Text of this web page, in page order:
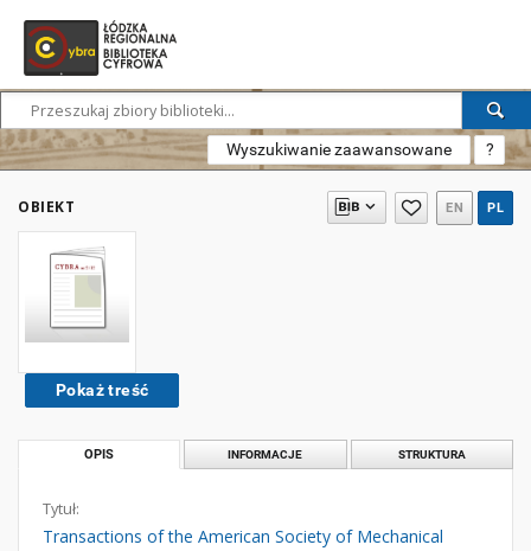
Wyszukiwanie zaawansowane ?
OBIEKT EN PL
Pokaż treść
OPIS INFORMACJE STRUKTURA
Tytuł:
Transactions of the American Society of Mechanical